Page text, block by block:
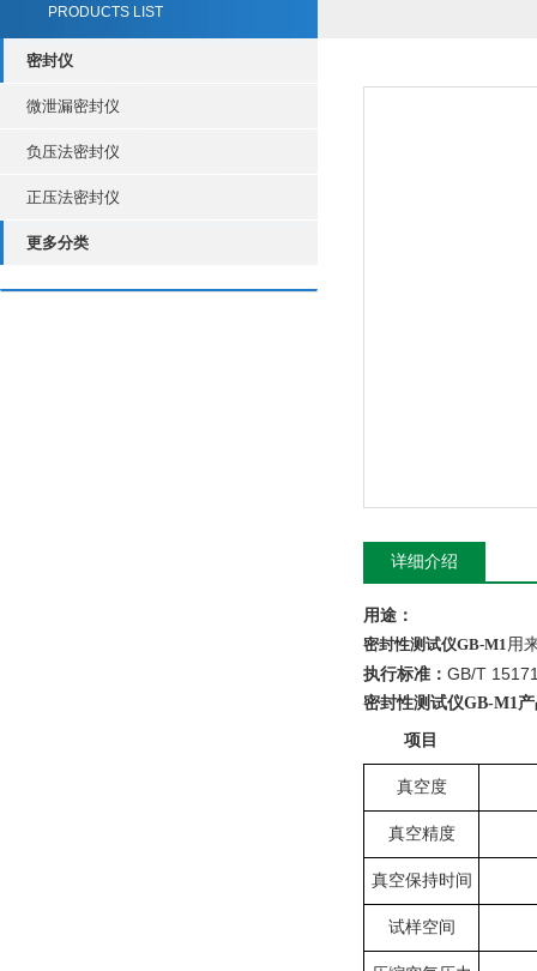
PRODUCTS LIST
密封仪
微泄漏密封仪
负压法密封仪
正压法密封仪
更多分类
详细介绍
用途：
密封性测试仪GB-M1用
执行标准： GB/T
密封性测试仪GB-M1
项目
真空度
真空精度
真空保持时间
试样空间